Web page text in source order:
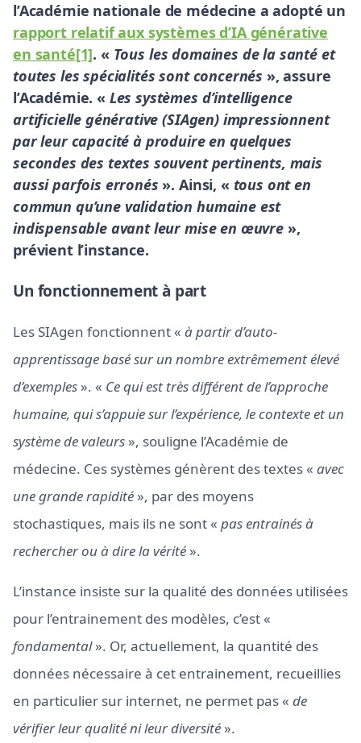
l’Académie nationale de médecine a adopté un
rapport relatif aux systèmes d’IA générative
en santé[1]. « Tous les domaines de la santé et
toutes les spécialités sont concernés », assure
l’Académie. « Les systèmes d’intelligence
artificielle générative (SIAgen) impressionnent
par leur capacité à produire en quelques
secondes des textes souvent pertinents, mais
aussi parfois erronés ». Ainsi, « tous ont en
commun qu’une validation humaine est
indispensable avant leur mise en œuvre»,
prévient l’instance.
Un fonctionnement à part
Les SIAgen fonctionnent « à partir d’auto-
apprentissage basé sur un nombre extrêmement élevé
d’exemples ». « Ce qui est très différent de l’approche
humaine, qui s’appuie sur l’expérience, le contexte et un
système de valeurs », souligne l’Académie de
médecine. Ces systèmes génèrent des textes « avec
une grande rapidité », par des moyens
stochastiques, mais ils ne sont « pas entrainés à
rechercher ou à dire la vérité ».
L’instance insiste sur la qualité des données utilisées
pour l’entrainement des modèles, c’est «
fondamental». Or, actuellement, la quantité des
données nécessaire à cet entrainement, recueillies
en particulier sur internet, ne permet pas « de
vérifier leur qualité ni leur diversité ».